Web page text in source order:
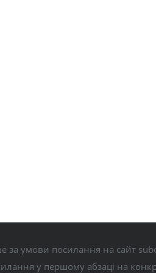
за умови посилання на сайт
у першому абзаці на